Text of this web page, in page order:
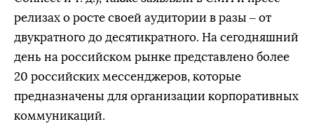
релизах о росте своей аудитории в разы – от
двукратного до десятикратного. На сегодняшний
день на российском рынке представлено более
20 российских мессенджеров, которые
предназначены для организации корпоративных
коммуникаций.